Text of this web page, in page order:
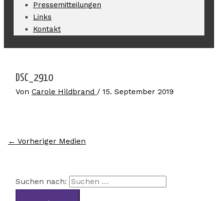
Pressemitteilungen
Links
Kontakt
DSC_2910
Von Carole Hildbrand / 15. September 2019
← Vorheriger Medien
Suchen nach: